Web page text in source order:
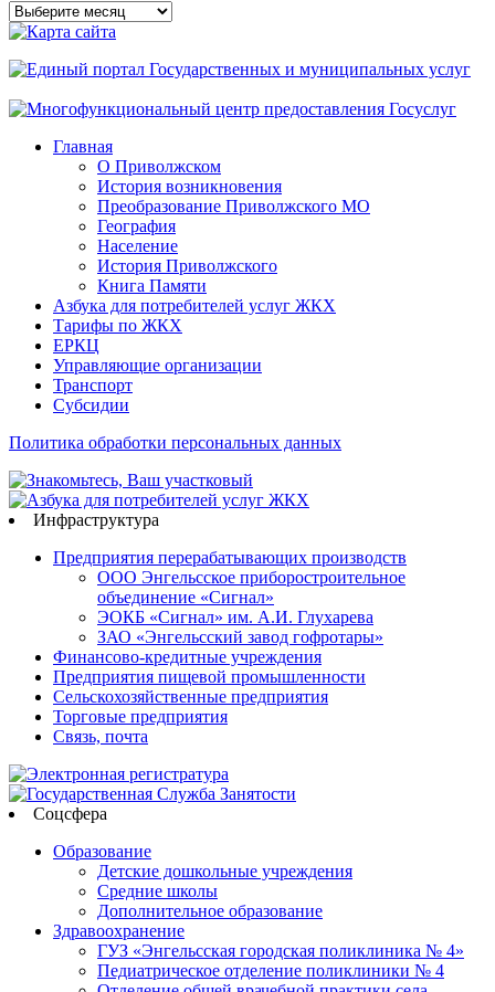
Архивы
сайта
Главная
О Приволжском
История возникновения
Преобразование Приволжского МО
География
Население
История Приволжского
Книга Памяти
Азбука для потребителей услуг ЖКХ
Тарифы по ЖКХ
ЕРКЦ
Управляющие организации
Транспорт
Субсидии
Политика обработки персональных данных
Инфраструктура
Предприятия перерабатывающих производств
ООО Энгельсское приборостроительное
объединение «Сигнал»
ЭОКБ «Сигнал» им. А.И. Глухарева
ЗАО «Энгельсский завод гофротары»
Финансово-кредитные учреждения
Предприятия пищевой промышленности
Сельскохозяйственные предприятия
Торговые предприятия
Связь, почта
Соцсфера
Образование
Детские дошкольные учреждения
Средние школы
Дополнительное образование
Здравоохранение
ГУЗ «Энгельсская городская поликлиника № 4»
Педиатрическое отделение поликлиники № 4